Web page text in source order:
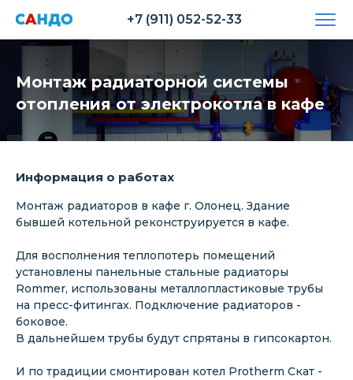
+7 (911) 052-52-33
Монтаж радиаторной системы
отопления от электрокотла в кафе
Информация о работах
Монтаж радиаторов в кафе г. Олонец. Здание
бывшей котельной реконструируется в кафе.
Для восполнения теплопотерь помещений
установлены панельные стальные радиаторы
Rommer, использованы металлопластиковые трубы
на пресс-фитингах. Подключение радиаторов -
боковое.
В дальнейшем трубы будут спрятаны в гипсокартон.
И по традиции смонтирован котел Protherm Скат -